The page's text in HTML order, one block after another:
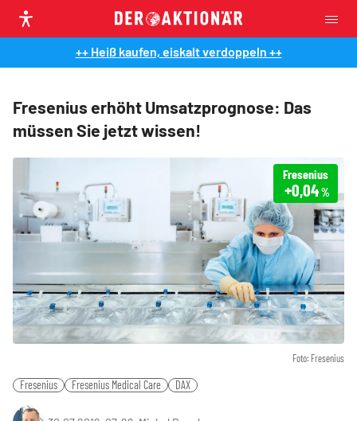
++ Heiß kaufen, eiskalt verdoppeln ++
Fresenius erhöht Umsatzprognose: Das
müssen Sie jetzt wissen!
Foto: Fresenius
Fresenius
+0,04%
Fresenius Fresenius Medical Care DAX